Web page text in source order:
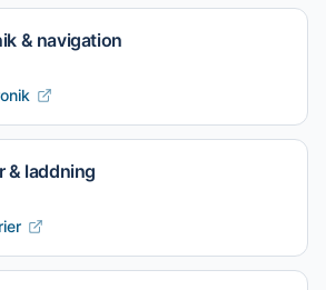
& navigation
& laddning